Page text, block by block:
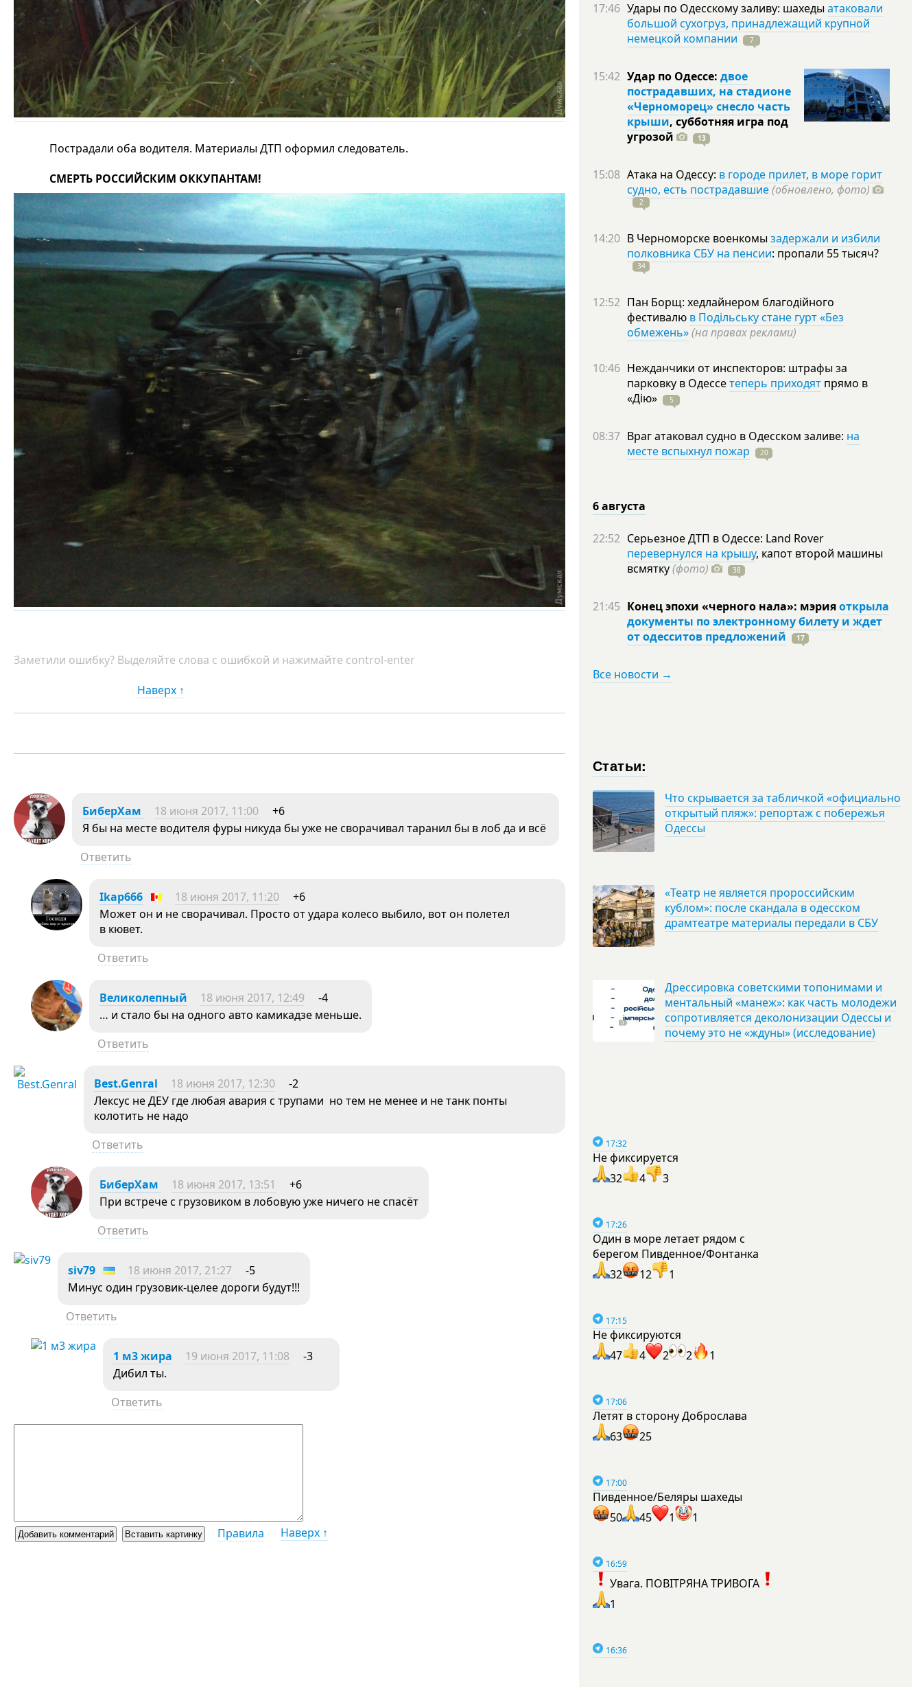
Пострадали оба водителя. Материалы ДТП оформил следователь.
СМЕРТЬ РОССИЙСКИМ ОККУПАНТАМ!
Заметили ошибку? Выделяйте слова с ошибкой и нажимайте control-enter
Наверх ↑
БиберХам 18 июня 2017, 11:00
+6
Я бы на месте водителя фуры никуда бы уже не сворачивал таранил бы в лоб да и всё
Ответить
Ikap666 18 июня 2017, 11:20
+6
Может он и не сворачивал. Просто от удара колесо выбило, вот он полетел
в кювет.
Ответить
Великолепный 18 июня 2017, 12:49
-4
… и стало бы на одного авто камикадзе меньше.
Ответить
Best.Genral 18 июня 2017, 12:30
-2
Лексус не ДЕУ где любая авария с трупами но тем не менее и не танк понты
колотить не надо
Ответить
БиберХам 18 июня 2017, 13:51
+6
При встрече с грузовиком в лобовую уже ничего не спасёт
Ответить
siv79 18 июня 2017, 21:27
-5
Минус один грузовик-целее дороги будут!!!
Ответить
1 м3 жира 19 июня 2017, 11:08
-3
Дибил ты.
Ответить
Правила Наверх ↑
17:46 Удары по Одесскому заливу: шахеды атаковали
большой сухогруз, принадлежащий крупной
немецкой компании
7
15:42 Удар по Одессе: двое
пострадавших, на стадионе
«Черноморец» снесло часть
крыши, субботняя игра под
угрозой
13
15:08 Атака на Одессу: в городе прилет, в море горит
судно, есть пострадавшие(обновлено, фото)
2
14:20 В Черноморске военкомы задержали и избили
полковника СБУ на пенсии: пропали 55тысяч?
34
12:52 Пан Борщ: хедлайнером благодійного
фестивалю в Подільську стане гурт «Без
обмежень»(на правах реклами)
10:46 Нежданчики от инспекторов: штрафы за
парковку в Одессетеперь приходят прямо в
«Дію»
5
08:37 Враг атаковал судно в Одесском заливе: на
месте вспыхнул пожар
20
6 августа
22:52 Серьезное ДТП в Одессе: Land Rover
перевернулся на крышу, капот второй машины
всмятку(фото) 38
21:45 Конец эпохи «черного нала»: мэрияоткрыла
документы по электронному билету и ждет
от одесситов предложений
17
Все новости →
Статьи:
Что скрывается за табличкой «официально
открытый пляж»: репортаж с побережья
Одессы
«Театр не является пророссийским
кублом»: после скандала в одесском
драмтеатре материалы передали в СБУ
Дрессировка советскими топонимами и
ментальный «манеж»: как часть молодежи
сопротивляется деколонизации Одессы и
почему это не «ждуны» (исследование)
17:32
Не фиксируется
32
4 3
17:26
Один в море летает рядом с
берегом Пивденное/Фонтанка
32
12 1
17:15
Не фиксируются
47
4 2 2 1
17:06
Летят в сторону Доброслава
63
25
17:00
Пивденное/Беляры шахеды
50
45 1 1
16:59
Увага. ПОВІТРЯНА ТРИВОГА
1
16:36